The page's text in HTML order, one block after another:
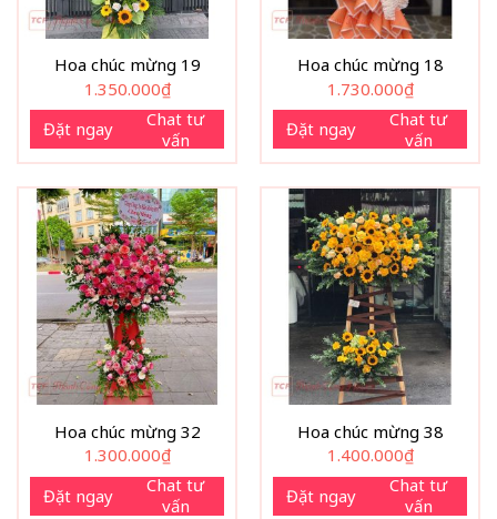
Hoa chúc mừng 19
1.350.000₫
Đặt ngay
Chat tư
vấn
Hoa chúc mừng 18
1.730.000₫
Đặt ngay
Chat tư
vấn
Hoa chúc mừng 32
1.300.000₫
Đặt ngay
Chat tư
vấn
Hoa chúc mừng 38
1.400.000₫
Đặt ngay
Chat tư
vấn